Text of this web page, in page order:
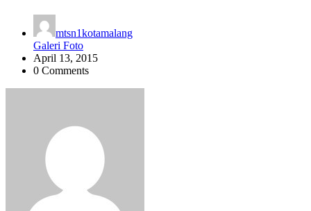
mtsn1kotamalang
Galeri Foto
April 13, 2015
0 Comments